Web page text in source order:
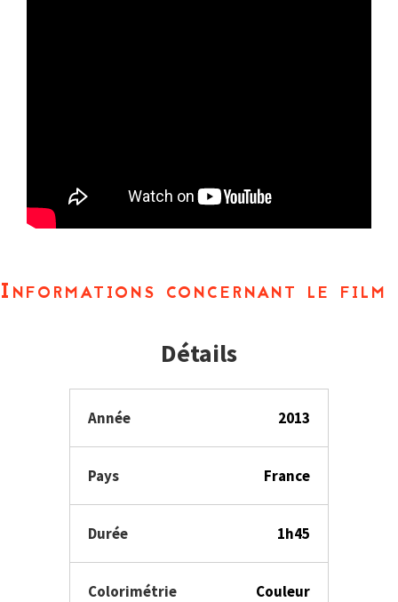
Informations concernant le film
Détails
Année 2013
Pays France
Durée 1h45
Colorimétrie Couleur